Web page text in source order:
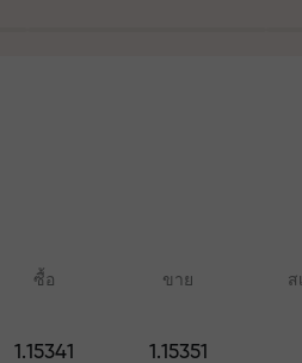
ก
บนทางห
ญส่วน
ซื้อ ขาย ส
1.15341 1.15351